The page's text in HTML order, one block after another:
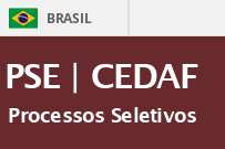
BRASIL
PSE | CEDAF
Processos Seletivos